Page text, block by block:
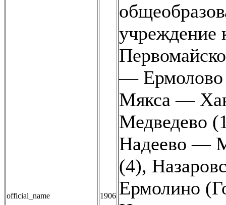
official_name 1906
учреждение
—
Мякса —
Медведево
Надеево —
(4),
Ермолино